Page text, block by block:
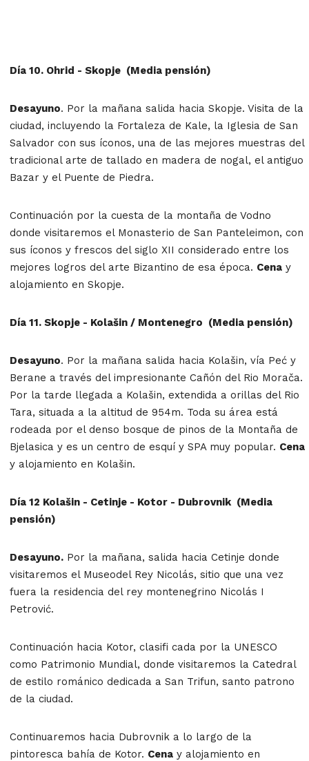
Día 10. Ohrid - Skopje (Media pensión)
Desayuno. Por la mañana salida hacia Skopje. Visita de la
ciudad, incluyendo la Fortaleza de Kale, la Iglesia de San
Salvador con sus íconos, una de las mejores muestras del
tradicional arte de tallado en madera de nogal, el antiguo
Bazar y el Puente de Piedra.
Continuación por la cuesta de la montaña de Vodno
donde visitaremos el Monasterio de San Panteleimon, con
sus íconos y frescos del siglo XII considerado entre los
mejores logros del arte Bizantino de esa época. Cena y
alojamiento en Skopje.
Día 11. Skopje - Kolašin / Montenegro (Media pensión)
Desayuno. Por la mañana salida hacia Kolašin, vía Peć y
Berane a través del impresionante Cañón del Rio Morača.
Por la tarde llegada a Kolašin, extendida a orillas del Rio
Tara, situada a la altitud de 954m. Toda su área está
rodeada por el denso bosque de pinos de la Montaña de
Bjelasica y es un centro de esquí y SPA muy popular. Cena
y alojamiento en Kolašin.
Día 12 Kolašin - Cetinje - Kotor - Dubrovnik (Media
pensión)
Desayuno. Por la mañana, salida hacia Cetinje donde
visitaremos el Museodel Rey Nicolás, sitio que una vez
fuera la residencia del rey montenegrino Nicolás I
Petrović.
Continuación hacia Kotor, clasifi cada por la UNESCO
como Patrimonio Mundial, donde visitaremos la Catedral
de estilo románico dedicada a San Trifun, santo patrono
de la ciudad.
Continuaremos hacia Dubrovnik a lo largo de la
pintoresca bahía de Kotor. Cena y alojamiento en